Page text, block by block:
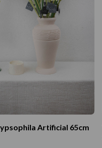
Artificial 65cm